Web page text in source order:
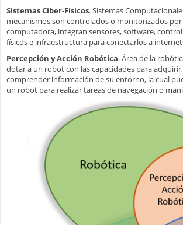
Sistemas Ciber-Físicos. Sistemas
mecanismos son controlados o monitorizados
computadora, integran sensores, software,
físicos e infraestructura para conectarlos a
Percepción y Acción Robótica. Área de la
dotar a un robot con las capacidades para
comprender información de su entorno, la cual
un robot para realizar tareas de navegación o